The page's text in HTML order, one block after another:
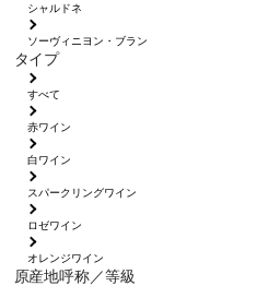
シャルドネ
ソーヴィニヨン・ブラン
タイプ
すべて
赤ワイン
白ワイン
スパークリングワイン
ロゼワイン
オレンジワイン
原産地呼称／等級